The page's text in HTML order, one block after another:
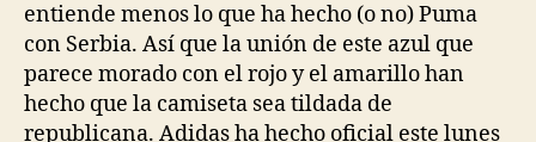
entiende menos lo que ha hecho (o no) Puma
con Serbia. Así que la unión de este azul que
parece morado con el rojo y el amarillo han
hecho que la camiseta sea tildada de
republicana. Adidas ha hecho oficial este lunes